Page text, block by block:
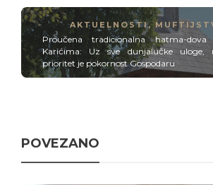
AKTUELNOSTI,
Proučena tradicionalna hatma-dova
Karićima: Uz sve dunjalučke uloge,
prioritet je pokornost Gospodaru
POVEZANO